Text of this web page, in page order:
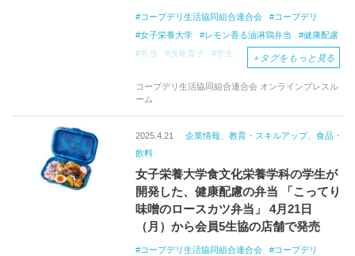
コープデリ生活協同組合連合会
コープデリ
女子栄養大学
レモン香る油淋鶏弁当
健康配慮
弁当
浅尾貴子 学生
＋ タグをもっと見る
コープデリ生活協同組合連合会 オンラインプレスル
ーム
2025.4.21
企業情報、教育・スキルアップ、食品・
飲料
女子栄養大学食文化栄養学科の学生が
開発した、健康配慮の弁当 「こってり
味噌のロースカツ弁当」 4月21日
（月）から会員5生協の店舗で発売
コープデリ生活協同組合連合会
コープデリ